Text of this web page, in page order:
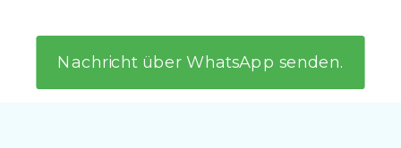
Nachricht über WhatsApp senden.